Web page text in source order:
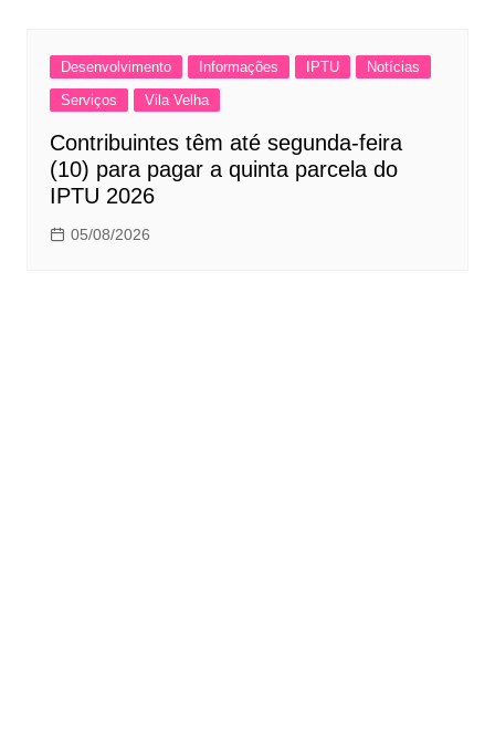
Desenvolvimento Informações IPTU
Notícias
Serviços
Vila Velha
Contribuintes têm até segunda-feira
(10) para pagar a quinta parcela do
IPTU 2026
05/08/2026